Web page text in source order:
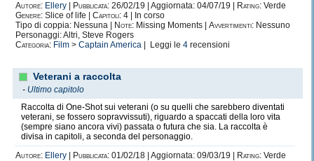
Autore: Ellery Pubblicata: 26/02/19 | Aggiornata: 04/07/19 | Rating: Verde
Genere: Slice of life | Capitoli: 4 | In corso
Tipo di coppia: Nessuna |
Note: Missing Moments | Avvertimenti: Nessuno
Personaggi: Altri, Steve Rogers
Categoria: Film > Captain America | Leggi le 4 recensioni
Veterani a raccolta
- Ultimo capitolo
Raccolta di One-Shot sui veterani (o su quelli che sarebbero diventati
veterani, se fossero sopravvissuti), riguardo a spaccati della loro vita
(sempre siano ancora vivi) passata o futura che sia. La raccolta è
divisa in capitoli, a seconda del personaggio.
Autore: Ellery Pubblicata: 01/02/18 | Aggiornata: 09/03/19 | Rating: Verde